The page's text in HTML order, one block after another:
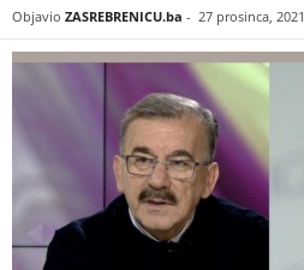
Objavio ZASREBRENICU.ba - 27 prosinca, 2021